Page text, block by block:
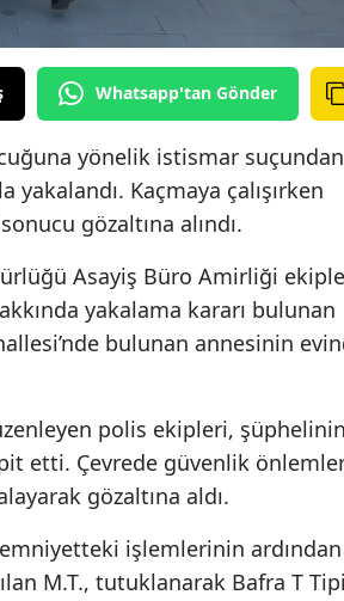
Whatsapp'tan Gönder
yönelik istismar suçundan
Kaçmaya çalışırken
gözaltına alındı.
Asayiş Büro Amirliği
yakalama kararı bulunan
bulunan annesinin
polis ekipleri, şüphelinin
etti. Çevrede güvenlik
gözaltına aldı.
işlemlerinin ardından
M.T., tutuklanarak Bafra T Tipi